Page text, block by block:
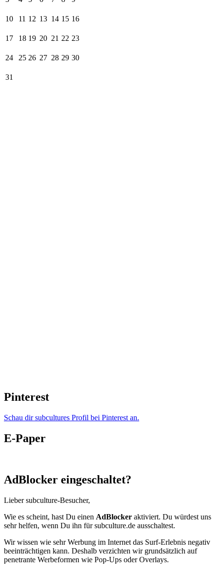
10 11 12 13 14 15 16
17 18 19 20 21 22 23
24 25 26 27 28 29 30
31
Pinterest
Schau dir subcultures Profil bei Pinterest an.
E-Paper
AdBlocker eingeschaltet?
Lieber subculture-Besucher,
Wie es scheint, hast Du einen AdBlocker aktiviert. Du würdest uns
sehr helfen, wenn Du ihn für subculture.de ausschaltest.
Wir wissen wie sehr Werbung im Internet das Surf-Erlebnis negativ
beeinträchtigen kann. Deshalb verzichten wir grundsätzlich auf
penetrante Werbeformen wie Pop-Ups oder Overlays.